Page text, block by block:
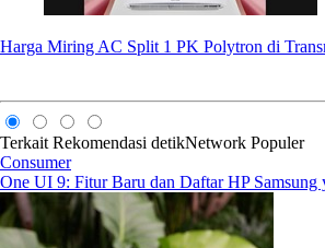
Harga Miring AC Split 1 PK Polytron di
Terkait Rekomendasi detikNetwork Populer
Consumer
One UI 9: Fitur Baru dan Daftar HP Samsung